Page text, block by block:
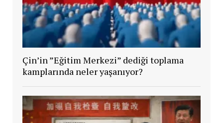
Çin’in ”Eğitim Merkezi” dediği toplama
kamplarında neler yaşanıyor?